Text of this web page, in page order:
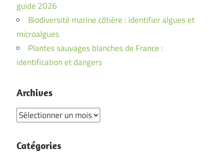
guide 2026
Biodiversité marine côtière : identifier algues et
microalgues
Plantes sauvages blanches de France :
identification et dangers
Archives
Archives
Catégories